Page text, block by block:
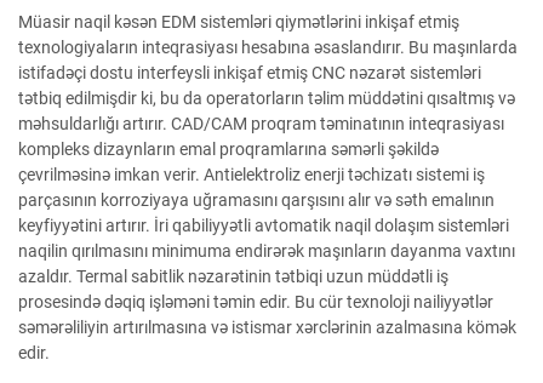
Müasir naqil kəsən EDM sistemləri qiymətlərini inkişaf etmiş
texnologiyaların inteqrasiyası hesabına əsaslandırır. Bu maşınlarda
istifadəçi dostu interfeysli inkişaf etmiş CNC nəzarət sistemləri
tətbiq edilmişdir ki, bu da operatorların təlim müddətini qısaltmış və
məhsuldarlığı artırır. CAD/CAM proqram təminatının inteqrasiyası
kompleks dizaynların emal proqramlarına səmərli şəkildə
çevrilməsinə imkan verir. Antielektroliz enerji təchizatı sistemi iş
parçasının korroziyaya uğramasını qarşısını alır və səth emalının
keyfiyyətini artırır. İri qabiliyyətli avtomatik naqil dolaşım sistemləri
naqilin qırılmasını minimuma endirərək maşınların dayanma vaxtını
azaldır. Termal sabitlik nəzarətinin tətbiqi uzun müddətli iş
prosesində dəqiq işləməni təmin edir. Bu cür texnoloji nailiyyətlər
səmərəliliyin artırılmasına və istismar xərclərinin azalmasına kömək
edir.